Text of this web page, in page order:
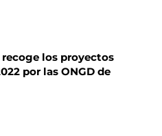
los proyectos
por las ONGD de